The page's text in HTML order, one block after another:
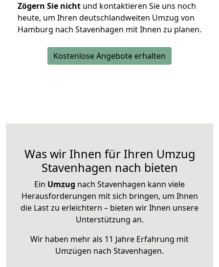
Zögern Sie nicht und kontaktieren Sie uns noch
heute, um Ihren deutschlandweiten Umzug von
Hamburg nach Stavenhagen mit Ihnen zu planen.
Kostenlose Angebote erhalten
Was wir Ihnen für Ihren Umzug
Stavenhagen nach bieten
Ein Umzug nach Stavenhagen kann viele
Herausforderungen mit sich bringen, um Ihnen
die Last zu erleichtern – bieten wir Ihnen unsere
Unterstützung an.
Wir haben mehr als 11 Jahre Erfahrung mit
Umzügen nach Stavenhagen.